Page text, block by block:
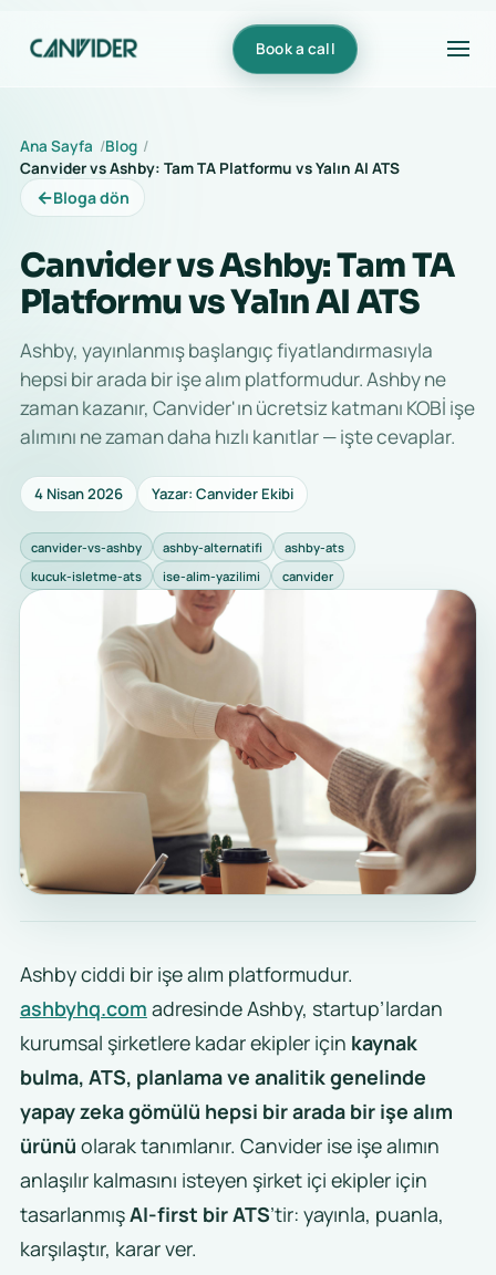
Book a call
Ana Sayfa
Blog
Canvider vs Ashby: Tam TA Platformu vs Yalın AI ATS
←Bloga dön
Canvider vs Ashby: Tam TA
Platformu vs Yalın AI ATS
Ashby, yayınlanmış başlangıç fiyatlandırmasıyla
hepsi bir arada bir işe alım platformudur. Ashby ne
zaman kazanır, Canvider'ın ücretsiz katmanı KOBİ işe
alımını ne zaman daha hızlı kanıtlar — işte cevaplar.
4 Nisan 2026 Yazar: Canvider Ekibi
canvider-vs-ashby ashby-alternatifi
ashby-ats
kucuk-isletme-ats
ise-alim-yazilimi canvider
Ashby ciddi bir işe alım platformudur.
ashbyhq.com adresinde Ashby, startup’lardan
kurumsal şirketlere kadar ekipler için kaynak
bulma, ATS, planlama ve analitik genelinde
yapay zeka gömülü hepsi bir arada bir işe alım
ürünü olarak tanımlanır. Canvider ise işe alımın
anlaşılır kalmasını isteyen şirket içi ekipler için
tasarlanmışAI-first bir ATS’tir: yayınla, puanla,
karşılaştır, karar ver.